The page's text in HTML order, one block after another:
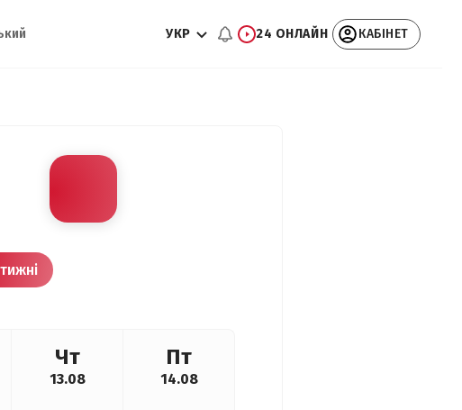
УКР 24 ОНЛАЙН КАБІНЕТ
Чт
13.08
Пт
14.08